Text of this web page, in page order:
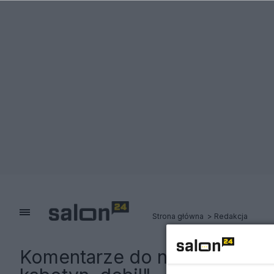
Strona główna Redakcja
Komentarze do notki:Polska